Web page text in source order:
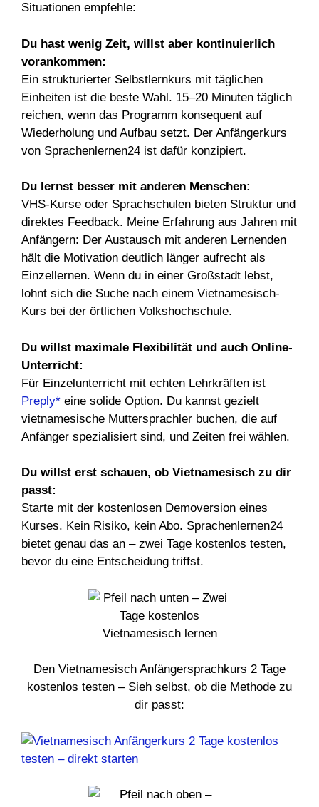
Situationen empfehle:
Du hast wenig Zeit, willst aber kontinuierlich
vorankommen:
Ein strukturierter Selbstlernkurs mit täglichen
Einheiten ist die beste Wahl. 15–20 Minuten täglich
reichen, wenn das Programm konsequent auf
Wiederholung und Aufbau setzt. Der Anfängerkurs
von Sprachenlernen24 ist dafür konzipiert.
Du lernst besser mit anderen Menschen:
VHS-Kurse oder Sprachschulen bieten Struktur und
direktes Feedback. Meine Erfahrung aus Jahren mit
Anfängern: Der Austausch mit anderen Lernenden
hält die Motivation deutlich länger aufrecht als
Einzellernen. Wenn du in einer Großstadt lebst,
lohnt sich die Suche nach einem Vietnamesisch-
Kurs bei der örtlichen Volkshochschule.
Du willst maximale Flexibilität und auch Online-
Unterricht:
Für Einzelunterricht mit echten Lehrkräften ist
Preply* eine solide Option. Du kannst gezielt
vietnamesische Muttersprachler buchen, die auf
Anfänger spezialisiert sind, und Zeiten frei wählen.
Du willst erst schauen, ob Vietnamesisch zu dir
passt:
Starte mit der kostenlosen Demoversion eines
Kurses. Kein Risiko, kein Abo. Sprachenlernen24
bietet genau das an – zwei Tage kostenlos testen,
bevor du eine Entscheidung triffst.
Den Vietnamesisch Anfängersprachkurs 2 Tage
kostenlos testen – Sieh selbst, ob die Methode zu
dir passt: